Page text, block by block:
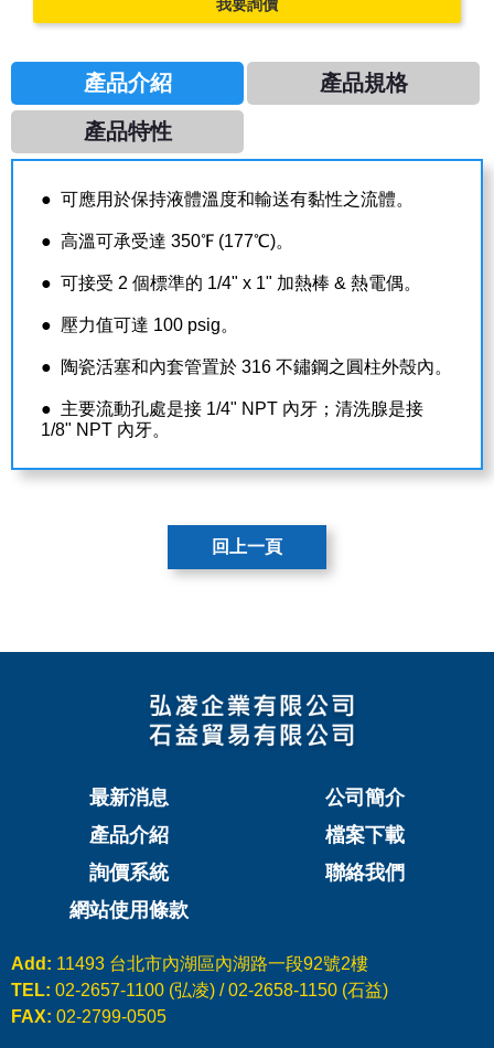
產品介紹
產品規格
產品特性
● 可應用於保持液體溫度和輸送有黏性之流體。
● 高溫可承受達 350℉ (177℃)。
● 可接受 2 個標準的 1/4" x 1" 加熱棒 & 熱電偶。
● 壓力值可達 100 psig。
● 陶瓷活塞和內套管置於 316 不鏽鋼之圓柱外殼內。
● 主要流動孔處是接 1/4" NPT 內牙；清洗腺是接
1/8" NPT 內牙。
回上一頁
最新消息
公司簡介
產品介紹
檔案下載
詢價系統
聯絡我們
網站使用條款
Add: 11493 台北市內湖區內湖路一段92號2樓
TEL: 02-2657-1100 (弘凌) / 02-2658-1150 (石益)
FAX: 02-2799-0505